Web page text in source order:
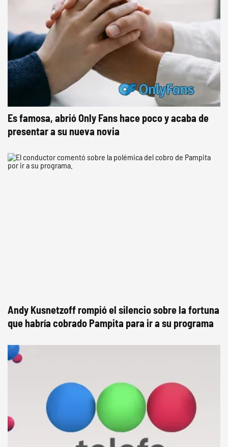
Es famosa, abrió Only Fans hace poco y acaba de
presentar a su nueva novia
Andy Kusnetzoff rompió el silencio sobre la fortuna
que habría cobrado Pampita para ir a su programa